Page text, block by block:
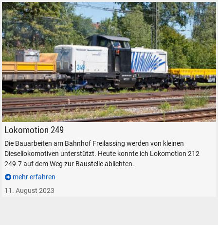
Lokomotion 212 249-7 in Freilassing, am 11. August 2023.
Lokomotion 249
Die Bauarbeiten am Bahnhof Freilassing werden von kleinen
Diesellokomotiven unterstützt. Heute konnte ich Lokomotion 212
249-7 auf dem Weg zur Baustelle ablichten.
mehr erfahren
11. August 2023